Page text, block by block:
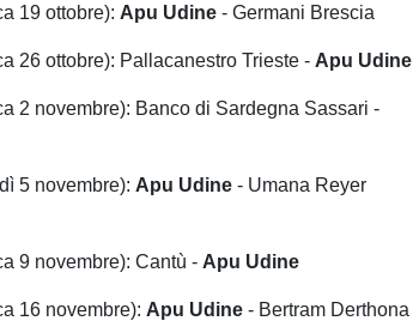
19 ottobre): Apu Udine - Germani Brescia
26 ottobre): Pallacanestro Trieste - Apu Udine
2 novembre): Banco di Sardegna Sassari -
5 novembre): Apu Udine - Umana Reyer
9 novembre): Cantù - Apu Udine
16 novembre): Apu Udine - Bertram Derthona